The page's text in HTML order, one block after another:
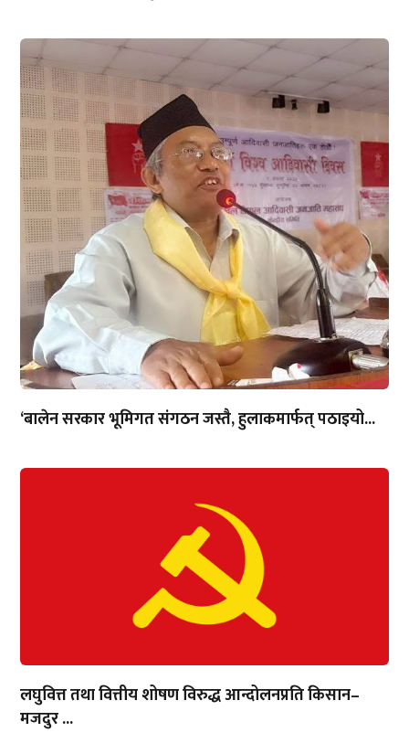
‘बालेन सरकार भूमिगत संगठन जस्तै, हुलाकमार्फत् पठाइयो...
लघुवित्त तथा वित्तीय शोषण विरुद्ध आन्दोलनप्रति किसान–
मजदुर ...